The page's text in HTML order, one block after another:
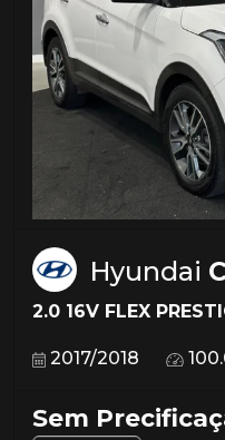
Hyundai
2.0 16V FLEX
2017/2018
Sem